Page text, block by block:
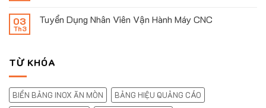
03
Th3
Tuyển Dụng Nhân Viên Vận Hành Máy CNC
TỪ KHÓA
BIỂN BẢNG INOX ĂN MÒN
BẢNG HIỆU QUẢNG CÁO